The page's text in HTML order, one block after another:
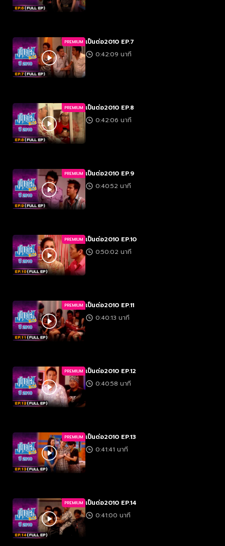
PREMIUM เป็นต่อ2010 EP.7
0:42:09 นาที
PREMIUM เป็นต่อ2010 EP.8
0:42:06 นาที
PREMIUM เป็นต่อ2010 EP.9
0:40:52 นาที
PREMIUM เป็นต่อ2010 EP.10
0:50:02 นาที
PREMIUM เป็นต่อ2010 EP.11
0:40:13 นาที
PREMIUM เป็นต่อ2010 EP.12
0:40:58 นาที
PREMIUM เป็นต่อ2010 EP.13
0:41:41 นาที
PREMIUM เป็นต่อ2010 EP.14
0:41:00 นาที